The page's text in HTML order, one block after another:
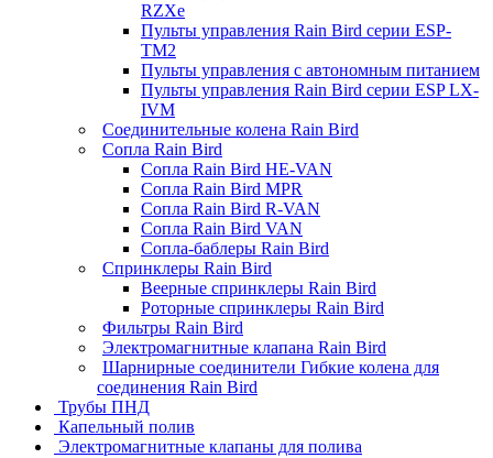
RZXe
Пульты управления Rain Bird серии ESP-
TM2
Пульты управления с автономным питанием
Пульты управления Rain Bird серии ESP LX-
IVM
Соединительные колена Rain Bird
Сопла Rain Bird
Сопла Rain Bird HE-VAN
Сопла Rain Bird MPR
Сопла Rain Bird R-VAN
Сопла Rain Bird VAN
Сопла-баблеры Rain Bird
Спринклеры Rain Bird
Веерные спринклеры Rain Bird
Роторные спринклеры Rain Bird
Фильтры Rain Bird
Электромагнитные клапана Rain Bird
Шарнирные соединители Гибкие колена для
соединения Rain Bird
Трубы ПНД
Капельный полив
Электромагнитные клапаны для полива